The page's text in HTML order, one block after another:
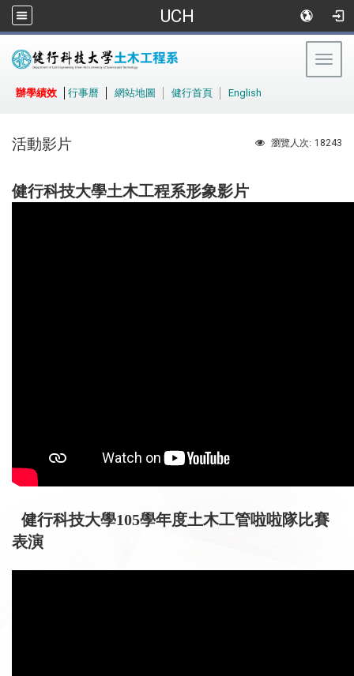
UCH
辦學績效 行事曆 網站地圖 健行首頁 English
瀏覽人次: 18243
活動影片
健行科技大學土木工程系形象影片
健行科技大學105學年度土木工管啦啦隊比賽
表演